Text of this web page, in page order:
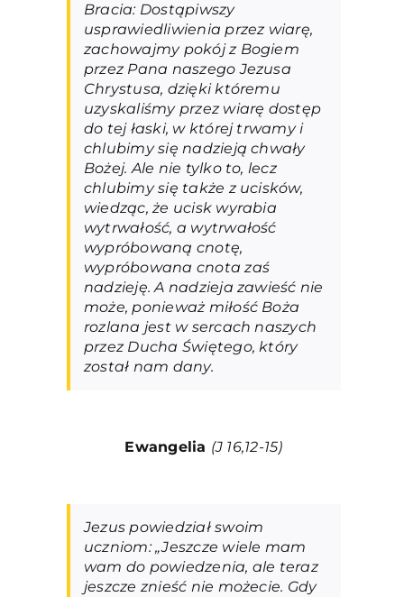
Bracia: Dostąpiwszy
usprawiedliwienia przez wiarę,
zachowajmy pokój z Bogiem
przez Pana naszego Jezusa
Chrystusa, dzięki któremu
uzyskaliśmy przez wiarę dostęp
do tej łaski, w której trwamy i
chlubimy się nadzieją chwały
Bożej. Ale nie tylko to, lecz
chlubimy się także z ucisków,
wiedząc, że ucisk wyrabia
wytrwałość, a wytrwałość
wypróbowaną cnotę,
wypróbowana cnota zaś
nadzieję. A nadzieja zawieść nie
może, ponieważ miłość Boża
rozlana jest w sercach naszych
przez Ducha Świętego, który
został nam dany.
Ewangelia (J 16,12-15)
Jezus powiedział swoim
uczniom: „Jeszcze wiele mam
wam do powiedzenia, ale teraz
jeszcze znieść nie możecie. Gdy